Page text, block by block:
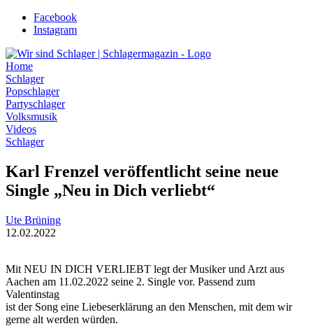
Zum
Inhalt
Facebook
Instagram
Home
Schlager
Popschlager
Partyschlager
Volksmusik
Videos
Schlager
Karl Frenzel veröffentlicht seine neue
Single „Neu in Dich verliebt“
Ute Brüning
12.02.2022
Mit NEU IN DICH VERLIEBT legt der Musiker und Arzt aus
Aachen am 11.02.2022 seine 2. Single vor. Passend zum
Valentinstag
ist der Song eine Liebeserklärung an den Menschen, mit dem wir
gerne alt werden würden.